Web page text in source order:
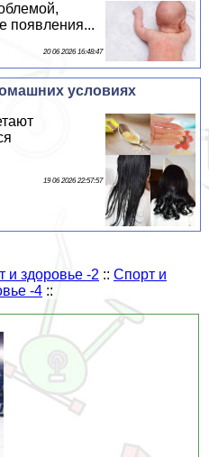
появления...
20 06 2026 16:48:47
условиях
19 06 2026 22:57:57
и здоровье -2 :: Спорт и
-4 ::